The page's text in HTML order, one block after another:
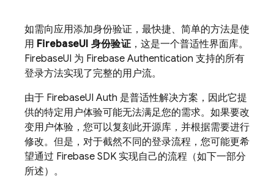
如需向应用添加身份验证，最快捷、简单的方法是使
用 FirebaseUI 身份验证，这是一个普适性界面库。
FirebaseUI 为 Firebase Authentication 支持的所有
登录方法实现了完整的用户流。
由于 FirebaseUI Auth 是普适性解决方案，因此它提
供的特定用户体验可能无法满足您的需求。如果要改
变用户体验，您可以复刻此开源库，并根据需要进行
修改。但是，对于截然不同的登录流程，您可能更希
望通过 Firebase SDK 实现自己的流程（如下一部分
所述）。